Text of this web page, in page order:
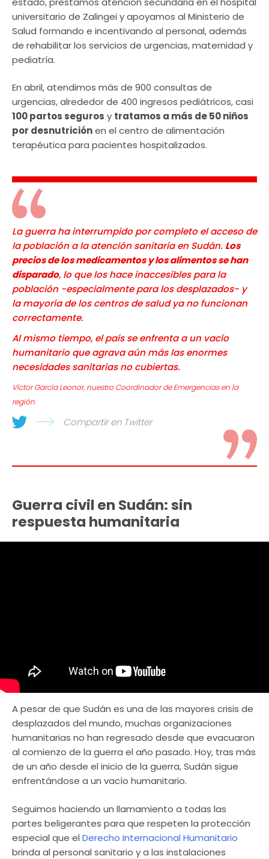
universitario de Zalingei y apoyamos al Ministerio de
Salud formando e incentivando al personal, además
de rehabilitar los servicios de urgencias, maternidad y
pediatría.
En abril, atendimos más de 900 consultas de
urgencias, alrededor de 400 ingresos pediátricos, casi
100 partos seguros y tratamos a más de 50 niños
por desnutriciónen el centro de alimentación
terapéutica para pacientes hospitalizados.
La guerra ha interrumpido por completo el acceso de
la población a la atención sanitaria en Sudán. Los
precios de los medicamentos y los alimentos se han
disparado, lo que los hace inaccesibles para la
población -especialmente para los desplazados- y
la mayoría de los centros de salud ya no funcionan
correctamente.
Al mismo tiempo, el país se enfrenta a un vacío
humanitario que agrava aún más las enormes
necesidades sanitarias no cubiertas.
Víctor García Leonor, nuestro Coordinador de Emergencias en la
región
Compartir en Twitter
Guerra civil en Sudán: sin
respuesta humanitaria
A pesar de que Sudán es una de las mayores crisis de
desplazados del mundo, muchas organizaciones
humanitarias no han regresado desde que evacuaron
al comienzo de la guerra el año pasado. Hoy, tras más
de un año desde el inicio de la guerra, Sudán sigue
enfrentándose a un vacío humanitario.
Seguimos haciendo un llamamiento a todas las
partes beligerantes para que respeten la protección
especial que el Derecho Internacional Humanitario
brinda al personal sanitario y a las instalaciones